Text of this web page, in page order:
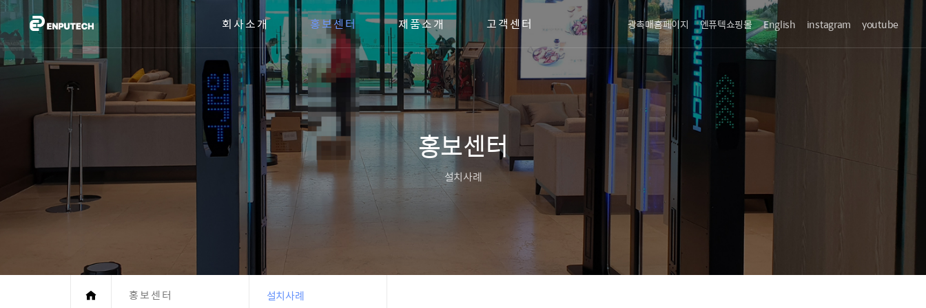
회사소개 홍보센터 제품소개 고객센터 광촉매홈페이지 엔퓨텍쇼핑몰 English instagram youtube
홍보센터
설치사례
홍보센터 설치사례